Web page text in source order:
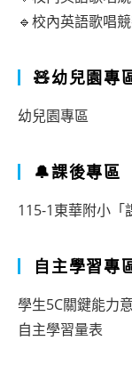
🔹校內英語歌唱
🧸幼兒園專
幼兒園專區
🔔課後專區
115-1東華附小「
自主學習專
學生5C關鍵能力
自主學習量表